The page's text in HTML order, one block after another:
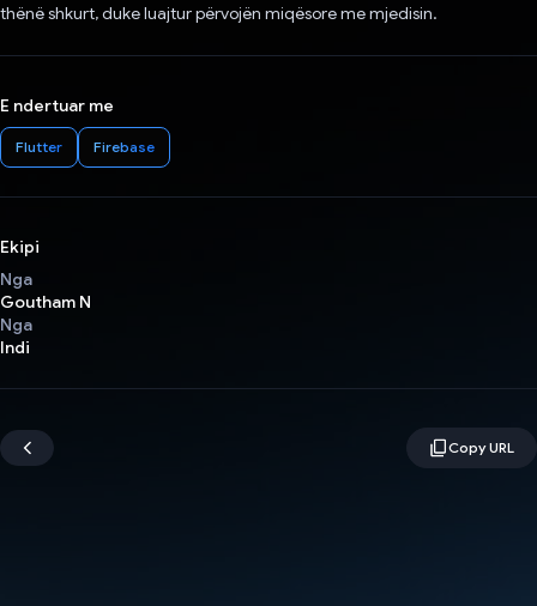
thënë shkurt, duke luajtur përvojën miqësore me mjedisin.
E ndertuar me
Flutter Firebase
Ekipi
Nga
Goutham N
Nga
Indi